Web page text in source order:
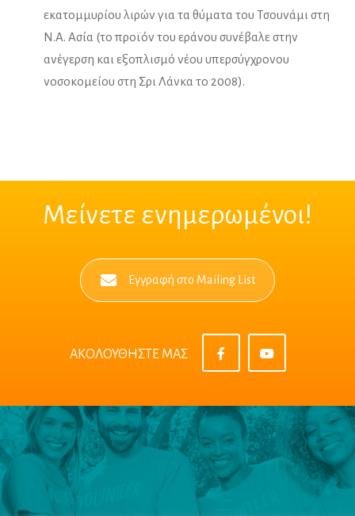
εκατομμυρίου λιρών για τα θύματα του Τσουνάμι στη
Ν.Α. Ασία (το προϊόν του εράνου συνέβαλε στην
ανέγερση και εξοπλισμό νέου υπερσύγχρονου
νοσοκομείου στη Σρι Λάνκα το 2008).
Μείνετε ενημερωμένοι!
Εγγραφή στο Mailing List
ΑΚΟΛΟΥΘΗΣΤΕ ΜΑΣ